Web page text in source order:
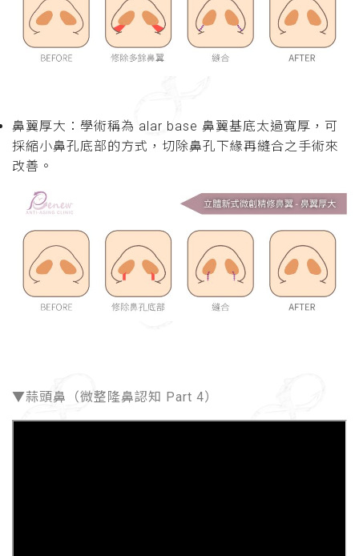
鼻翼厚大：學術稱為 alar base 鼻翼基底太過寬厚，可
採縮小鼻孔底部的方式，切除鼻孔下緣再縫合之手術來
改善。
▼蒜頭鼻（微整隆鼻認知 Part 4）